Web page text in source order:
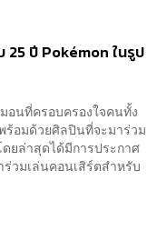
25 ปี Pokémon ในรูป
อนที่ครอบครองใจคนทั้ง
ร้อมด้วยศิลปินที่จะมาร่วม
ยล่าสุดได้มีการประกาศ
วมเล่นคอนเสิร์ตสำหรับ